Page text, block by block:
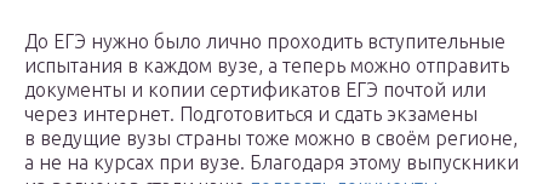
До ЕГЭ нужно было лично проходить вступительные
испытания в каждом вузе, а теперь можно отправить
документы и копии сертификатов ЕГЭ почтой или
через интернет. Подготовиться и сдать экзамены
в ведущие вузы страны тоже можно в своём регионе,
а не на курсах при вузе. Благодаря этому выпускники